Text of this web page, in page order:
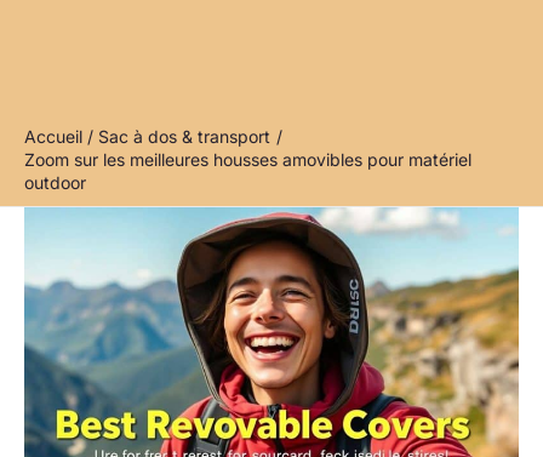
Accueil
Sac à dos & transport
Zoom sur les meilleures housses amovibles pour matériel
outdoor